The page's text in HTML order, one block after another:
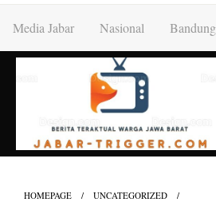
content
Media Jabar Nasional Bandung
HOMEPAGE UNCATEGORIZED